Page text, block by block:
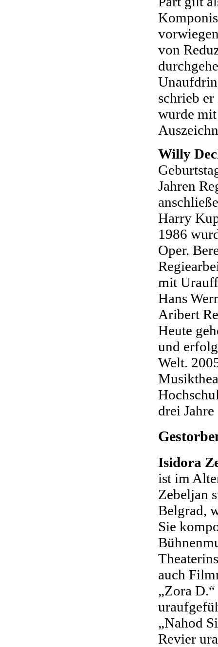
von
schrieb
wurde
Willy
Jahren
Harry
1986
Oper.
mit
Hans
Aribert
Heute
und
Welt.
drei
Isidora
ist im
Zebeljan
Belgrad,
Sie
auch
„Zora
„Nahod
Revier